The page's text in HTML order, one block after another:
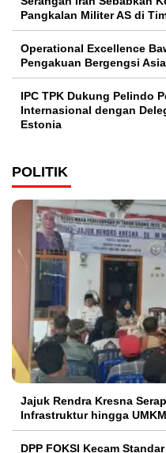
Pangkalan Militer AS di
Operational Excellence
Pengakuan Bergengsi Asia
IPC TPK Dukung Pelindo
Internasional dengan
Estonia
POLITIK
Jajuk Rendra Kresna
Infrastruktur hingga
DPP FOKSI Kecam